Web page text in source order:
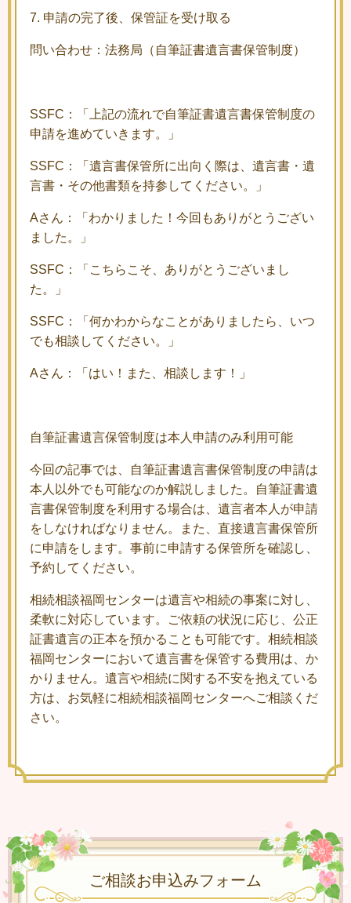
7. 申請の完了後、保管証を受け取る
問い合わせ：法務局（自筆証書遺言書保管制度）
SSFC：「上記の流れで自筆証書遺言書保管制度の
申請を進めていきます。」
SSFC：「遺言書保管所に出向く際は、遺言書・遺
言書・その他書類を持参してください。」
Aさん：「わかりました！今回もありがとうござい
ました。」
SSFC：「こちらこそ、ありがとうございまし
た。」
SSFC：「何かわからなことがありましたら、いつ
でも相談してください。」
Aさん：「はい！また、相談します！」
自筆証書遺言保管制度は本人申請のみ利用可能
今回の記事では、自筆証書遺言書保管制度の申請は
本人以外でも可能なのか解説しました。自筆証書遺
言書保管制度を利用する場合は、遺言者本人が申請
をしなければなりません。また、直接遺言書保管所
に申請をします。事前に申請する保管所を確認し、
予約してください。
相続相談福岡センターは遺言や相続の事案に対し、
柔軟に対応しています。ご依頼の状況に応じ、公正
証書遺言の正本を預かることも可能です。相続相談
福岡センターにおいて遺言書を保管する費用は、か
かりません。遺言や相続に関する不安を抱えている
方は、お気軽に相続相談福岡センターへご相談くだ
さい。
ご相談お申込みフォーム